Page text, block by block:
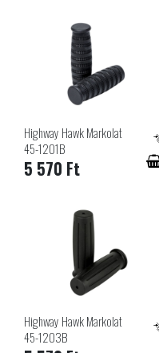
Highway Hawk Markolat
45-1201B
5 570 Ft
Highway Hawk Markolat
45-1203B